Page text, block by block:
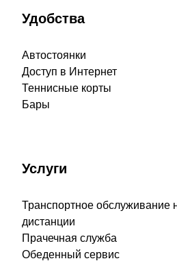
Удобства
Автостоянки
Доступ в Интернет
Теннисные корты
Бары
Услуги
Транспортное обслуживание
дистанции
Прачечная служба
Обеденный сервис